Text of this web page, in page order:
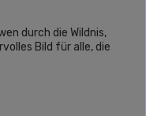
durch die Wildnis,
Bild für alle, die